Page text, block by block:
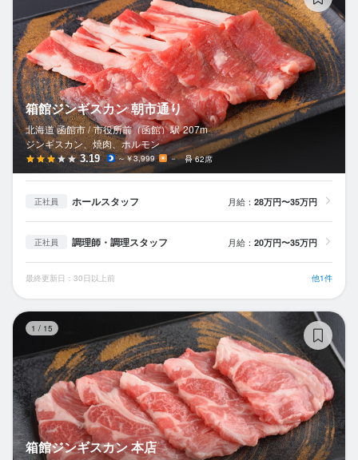
箱館ジンギスカン 朝市通り
北海道 函館市 / 市役所前（函館）駅 207m
ジンギスカン、焼肉、ホルモン
3.19 ～￥3,999 － 62席
正社員 ホールスタッフ 月給： 28万円〜35万円
正社員 調理師・調理スタッフ 月給： 20万円〜35万円
最終更新日：30日以上前 他1件
1 / 15
箱館ジンギスカン 本店